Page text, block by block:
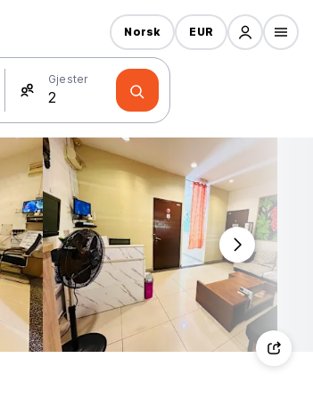
Gjester
Norsk EUR